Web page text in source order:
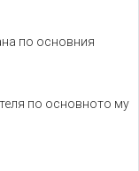
по основния
по основното му